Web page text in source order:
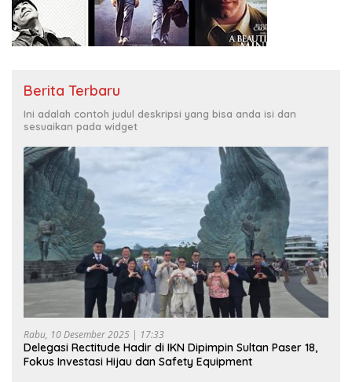
Berita Terbaru
Ini adalah contoh judul deskripsi yang bisa anda isi dan
sesuaikan pada widget
Rabu, 10 Desember 2025 | 17:33
Delegasi Rectitude Hadir di IKN Dipimpin Sultan Paser 18,
Fokus Investasi Hijau dan Safety Equipment